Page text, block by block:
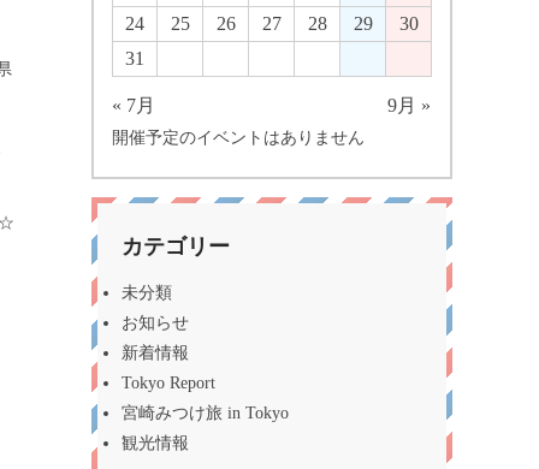
24
25 26 27 28 29
30
31
« 7月 9月 »
開催予定のイベントはありません
カテゴリー
未分類
お知らせ
新着情報
Tokyo Report
宮崎みつけ旅 in Tokyo
観光情報